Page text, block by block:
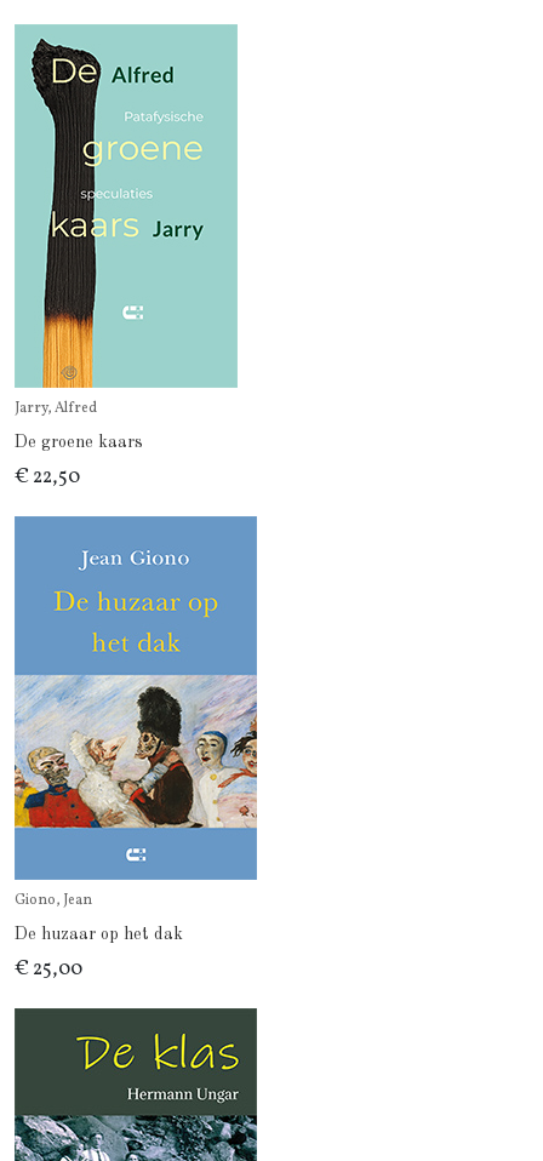
Jarry, Alfred
De groene kaars
€ 22,50
Giono, Jean
De huzaar op het dak
€ 25,00